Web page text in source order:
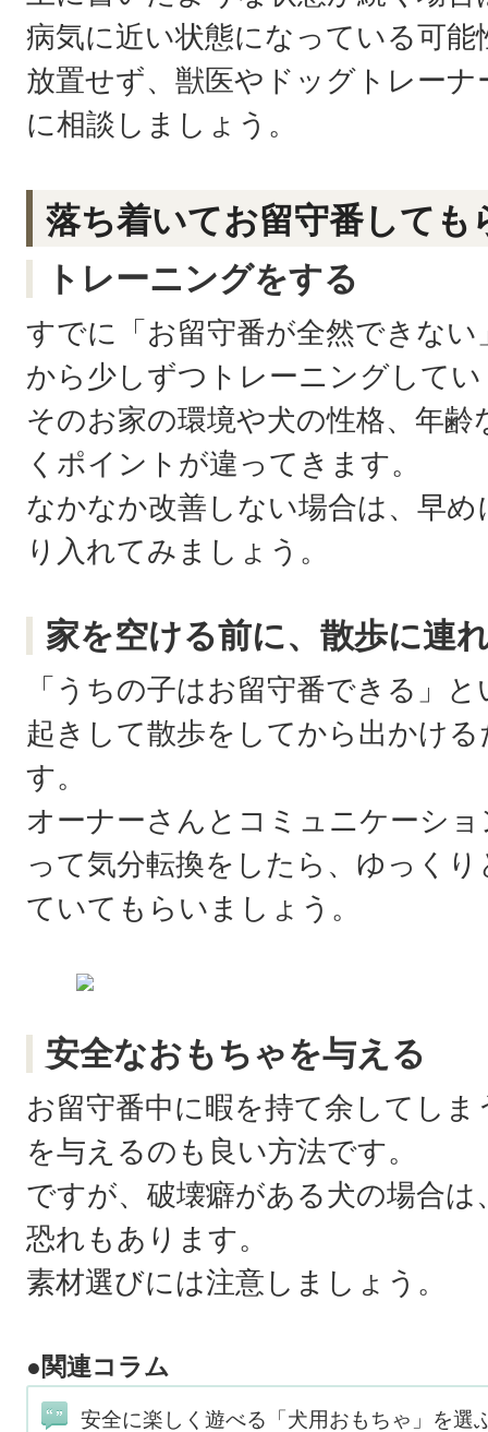
病気に近い状態になっている可能
放置せず、獣医やドッグトレー
に相談しましょう。
落ち着いてお留守番しても
トレーニングをする
すでに「お留守番が全然できな
から少しずつトレーニングして
そのお家の環境や犬の性格、年
くポイントが違ってきます。
なかなか改善しない場合は、早
り入れてみましょう。
家を空ける前に、散歩に連
「うちの子はお留守番できる」
起きして散歩をしてから出かけ
す。
オーナーさんとコミュニケーシ
って気分転換をしたら、ゆっく
ていてもらいましょう。
安全なおもちゃを与える
お留守番中に暇を持て余してし
を与えるのも良い方法です。
ですが、破壊癖がある犬の場合
恐れもあります。
素材選びには注意しましょう。
●関連コラム
安全に楽しく遊べる「犬用おもちゃ」を選